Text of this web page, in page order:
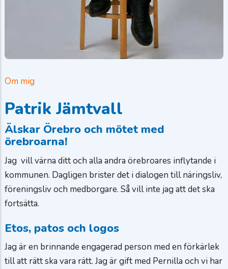
Om mig
Patrik Jämtvall
Älskar Örebro och mötet med
örebroarna!
Jag vill värna ditt och alla andra örebroares inflytande i
kommunen. Dagligen brister det i dialogen till näringsliv,
föreningsliv och medborgare. Så vill inte jag att det ska
fortsätta.
Etos, patos och logos
Jag är en brinnande engagerad person med en förkärlek
till att rätt ska vara rätt. Jag är gift med Pernilla och vi har